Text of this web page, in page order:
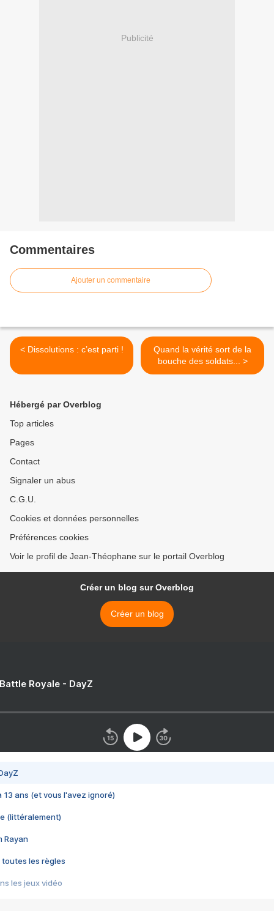
Publicité
Commentaires
Ajouter un commentaire
< Dissolutions : c’est parti !
Quand la vérité sort de la
bouche des soldats... >
Hébergé par Overblog
Top articles
Pages
Contact
Signaler un abus
C.G.U.
Cookies et données personnelles
Préférences cookies
Voir le profil de Jean-Théophane sur le portail Overblog
Créer un blog sur Overblog
Créer un blog
Royale - DayZ
13 ans (et vous l'avez ignoré)
(littéralement)
Rayan
toutes les règles
les jeux vidéo